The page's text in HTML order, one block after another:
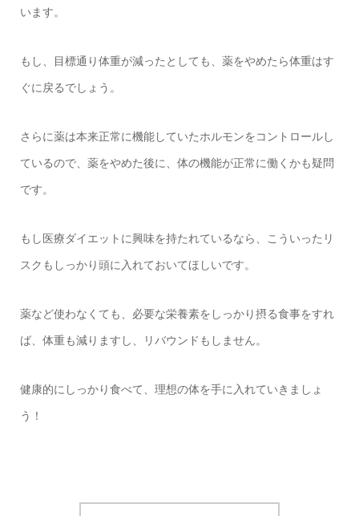
います。
もし、目標通り体重が減ったとしても、薬をやめたら体重はす
ぐに戻るでしょう。
さらに薬は本来正常に機能していたホルモンをコントロールし
ているので、薬をやめた後に、体の機能が正常に働くかも疑問
です。
もし医療ダイエットに興味を持たれているなら、こういったリ
スクもしっかり頭に入れておいてほしいです。
薬など使わなくても、必要な栄養素をしっかり摂る食事をすれ
ば、体重も減りますし、リバウンドもしません。
健康的にしっかり食べて、理想の体を手に入れていきましょ
う！